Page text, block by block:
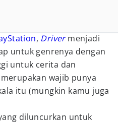
, Drivermenjadi
untuk genrenya dengan
untuk cerita dan
wajib punya
itu (mungkin kamu juga
diluncurkan untuk